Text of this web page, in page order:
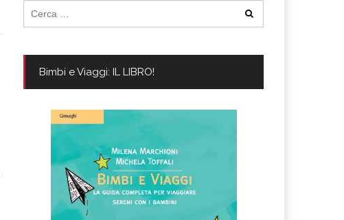
per:
Bimbi e Viaggi: IL LIBRO!